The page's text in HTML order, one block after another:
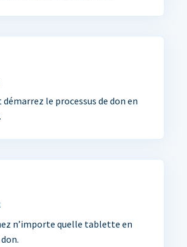
démarrez le processus de don en
n’importe quelle tablette en